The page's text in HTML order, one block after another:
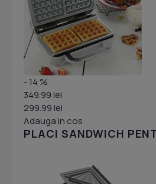
- 14 %
349.99 lei
299.99 lei
Adauga in cos
PLACI SANDWICH